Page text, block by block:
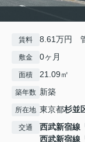
賃料 8.61万円
敷金 0ヶ月
面積 21.09㎡
築年数 新築
所在地 東京都杉並
交通 西武新宿線
西武新宿線